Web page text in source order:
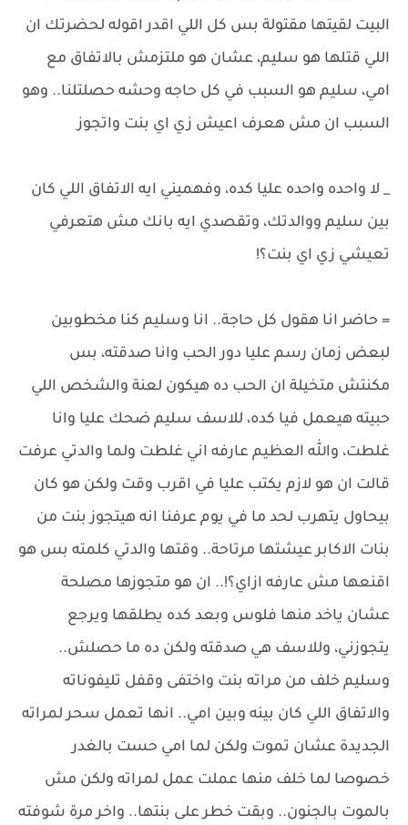
البيت لقيتها مقتولة بس كل اللي اقدر اقوله لحضرتك ان
اللي قتلها هو سليم، عشان هو ملتزمش بالاتفاق مع
امي، سليم هو السبب في كل حاجه وحشه حصلتلنا.. وهو
السبب ان مش هعرف اعيش زي اي بنت واتجوز
_ لا واحده واحده عليا كده، وفهميني ايه الاتفاق اللي كان
بين سليم ووالدتك، وتقصدي ايه بانك مش هتعرفي
تعيشي زي اي بنت؟!
= حاضر انا هقول كل حاجة.. انا وسليم كنا مخطوبين
لبعض زمان رسم عليا دور الحب وانا صدقته، بس
مكنتش متخيلة ان الحب ده هيكون لعنة والشخص اللي
حبيته هيعمل فيا كده، للاسف سليم ضحك عليا وانا
غلطت، والله العظيم عارفه اني غلطت ولما والدتي عرفت
قالت ان هو لازم يكتب عليا في اقرب وقت ولكن هو كان
بيحاول يتهرب لحد ما في يوم عرفنا انه هيتجوز بنت من
بنات الاكابر عيشتها مرتاحة.. وقتها والدتي كلمته بس هو
اقنعها مش عارفه ازاي؟!.. ان هو متجوزها مصلحة
عشان ياخد منها فلوس وبعد كده يطلقها ويرجع
يتجوزني، وللاسف هي صدقته ولكن ده ما حصلش..
وسليم خلف من مراته بنت واختفى وقفل تليفوناته
والاتفاق اللي كان بينه وبين امي.. انها تعمل سحر لمراته
الجديدة عشان تموت ولكن لما امي حست بالغدر
خصوصا لما خلف منها عملت عمل لمراته ولكن مش
بالموت بالجنون.. وبقت خطر على بنتها.. واخر مرة شوفته